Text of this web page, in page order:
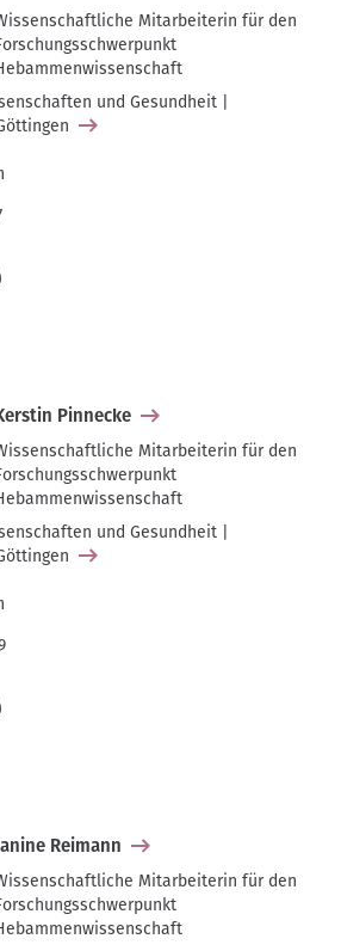
Mitarbeiterin für den
und Gesundheit |
Pinnecke
Mitarbeiterin für den
und Gesundheit |
Reimann
Mitarbeiterin für den